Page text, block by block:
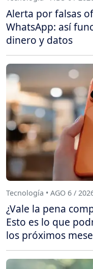
Alerta por falsas
WhatsApp: así
dinero y datos
Tecnología • AGO 6 /
¿Vale la pena
Esto es lo que
los próximos